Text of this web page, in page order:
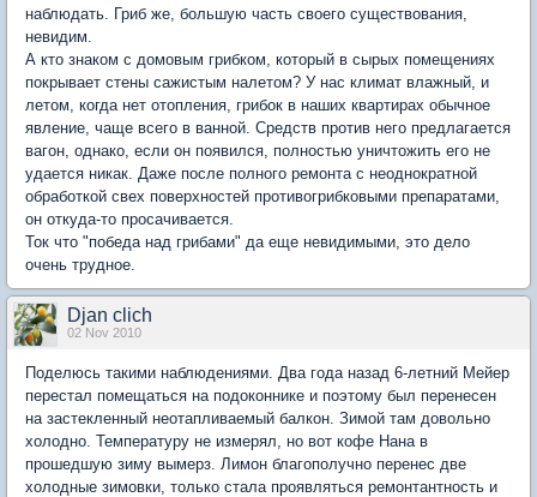
наблюдать. Гриб же, большую часть своего существования,
невидим.
А кто знаком с домовым грибком, который в сырых помещениях
покрывает стены сажистым налетом? У нас климат влажный, и
летом, когда нет отопления, грибок в наших квартирах обычное
явление, чаще всего в ванной. Средств против него предлагается
вагон, однако, если он появился, полностью уничтожить его не
удается никак. Даже после полного ремонта с неоднократной
обработкой свех поверхностей противогрибковыми препаратами,
он откуда-то просачивается.
Ток что "победа над грибами" да еще невидимыми, это дело
очень трудное.
Djan clich
02 Nov 2010
Поделюсь такими наблюдениями. Два года назад 6-летний Мейер
перестал помещаться на подоконнике и поэтому был перенесен
на застекленный неотапливаемый балкон. Зимой там довольно
холодно. Температуру не измерял, но вот кофе Нана в
прошедшую зиму вымерз. Лимон благополучно перенес две
холодные зимовки, только стала проявляться ремонтантность и